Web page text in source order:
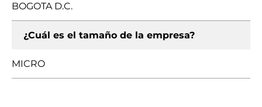
BOGOTA D.C.
¿Cuál es el tamaño de la empresa?
MICRO